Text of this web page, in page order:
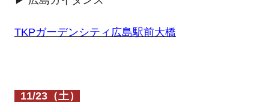
TKPガーデンシティ広島駅前大橋
11/23（土）